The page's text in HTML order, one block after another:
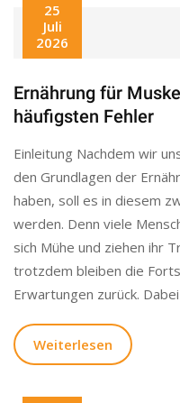
25
Juli
2026
Ernährung für
häufigsten Fehler
Einleitung Nachdem wir
den Grundlagen der
haben, soll es in diesem
werden. Denn viele
sich Mühe und ziehen ihr
trotzdem bleiben die
Erwartungen zurück.
Weiterlesen